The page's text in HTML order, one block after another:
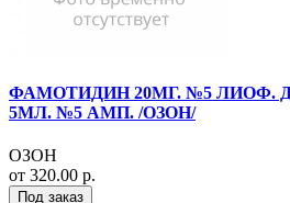
ФАМОТИДИН 20МГ. №5 ЛИОФ.
5МЛ. №5 АМП. /ОЗОН/
ОЗОН
от 320.00 р.
Под заказ